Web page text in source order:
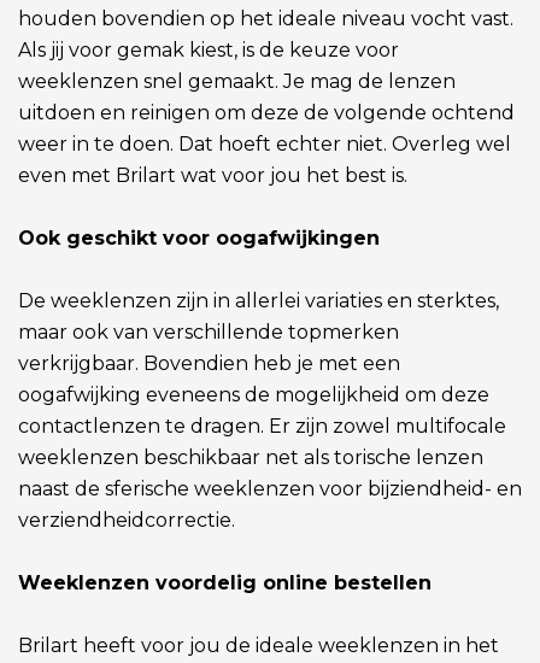
houden bovendien op het ideale niveau vocht vast.
Als jij voor gemak kiest, is de keuze voor
weeklenzen snel gemaakt. Je mag de lenzen
uitdoen en reinigen om deze de volgende ochtend
weer in te doen. Dat hoeft echter niet. Overleg wel
even met Brilart wat voor jou het best is.
Ook geschikt voor oogafwijkingen
De weeklenzen zijn in allerlei variaties en sterktes,
maar ook van verschillende topmerken
verkrijgbaar. Bovendien heb je met een
oogafwijking eveneens de mogelijkheid om deze
contactlenzen te dragen. Er zijn zowel multifocale
weeklenzen beschikbaar net als torische lenzen
naast de sferische weeklenzen voor bijziendheid- en
verziendheidcorrectie.
Weeklenzen voordelig online bestellen
Brilart heeft voor jou de ideale weeklenzen in het